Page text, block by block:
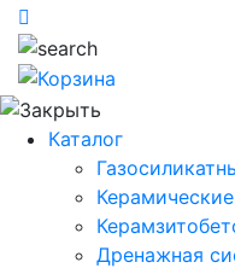
Каталог
Дренажная